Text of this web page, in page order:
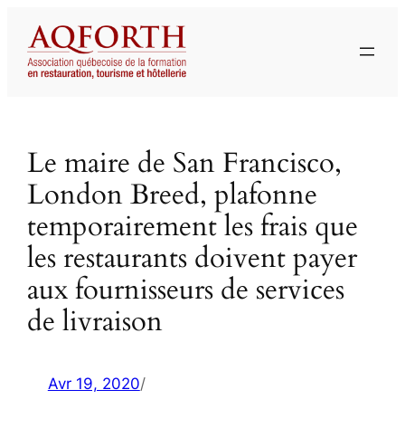
contenu
Le maire de San Francisco,
London Breed, plafonne
temporairement les frais que
les restaurants doivent payer
aux fournisseurs de services
de livraison
Avr 19, 2020/